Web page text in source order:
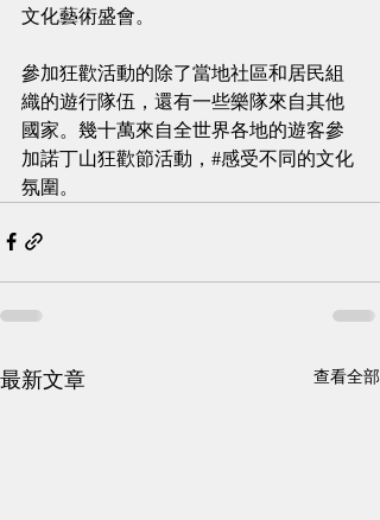
文化藝術盛會。
參加狂歡活動的除了當地社區和居民組
織的遊行隊伍，還有一些樂隊來自其他
國家。幾十萬來自全世界各地的遊客參
加諾丁山狂歡節活動，#感受不同的文化
氛圍。
最新文章 查看全部